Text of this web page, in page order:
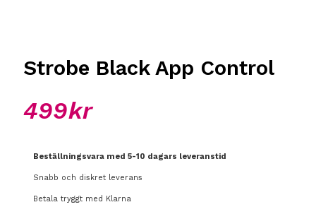
Strobe Black App Control
499kr
Beställningsvara med 5-10 dagars leveranstid
Snabb och diskret leverans
Betala tryggt med Klarna